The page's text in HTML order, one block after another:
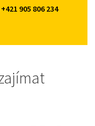
+421 905 806 234